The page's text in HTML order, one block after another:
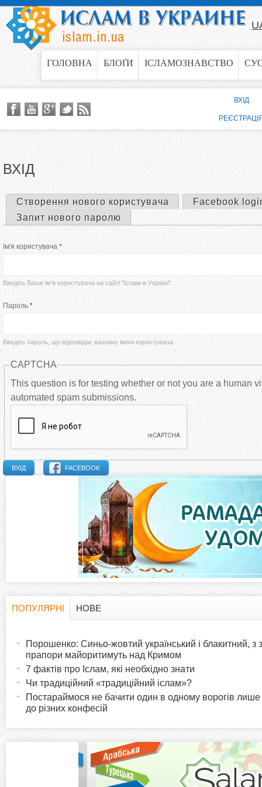
Jump to navigation
ГОЛОВНА БЛОҐИ ІСЛАМОЗНАВСТВО
ВХІД
е
в
н
н
в
к
к
Створення нового користувача
Facebook
Запит нового паролю
Ім'я користувача *
Введіть Ваше ім’я користувача на сайті "Іслам в Україні".
Пароль *
Введіть пароль, що відповідає вашому імені користувача.
CAPTCHA
This question is for testing whether or not you are a human
automated spam submissions.
FACEBOOK
ВХІД
z
ПОПУЛЯРНІ
в
НОВЕ
Порошенко: Синьо-жовтий український і блакитний, з
прапори майоритимуть над Кримом
7 фактів про Іслам, які необхідно знати
Чи традиційний «традиційний іслам»?
Постараймося не бачити один в одному ворогів лише
до різних конфесій